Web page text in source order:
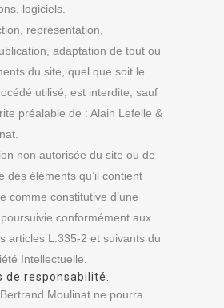
logiciels.
représentation,
adaptation de tout ou
du site, quel que soit le
utilisé, est interdite, sauf
préalable de : Alain Lefelle &
non autorisée du site ou de
des éléments qu’il contient
comme constitutive d’une
conformément aux
articles L.335-2 et suivants du
Intellectuelle.
de responsabilité.
Moulinat ne pourra